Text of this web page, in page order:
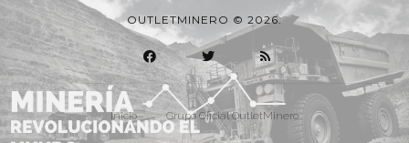
OUTLETMINERO © 2026.
Inicio Grupo Oficial OutletMinero